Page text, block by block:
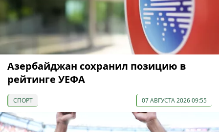
Азербайджан сохранил позицию в
рейтинге УЕФА
СПОРТ 07 АВГУСТА 2026 09:55